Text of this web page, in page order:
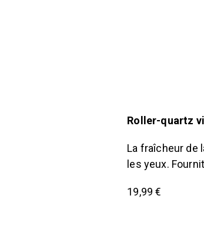
Roller-quartz
La fraîcheur de
les yeux.
19,99 €